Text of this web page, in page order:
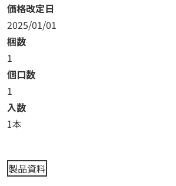
価格改定日
2025/01/01
梱数
1
個口数
1
入数
1本
製品資料